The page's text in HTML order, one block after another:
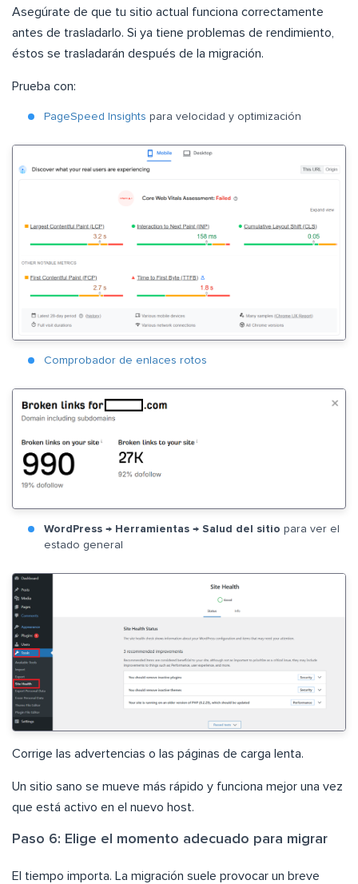
Asegúrate de que tu sitio actual funciona correctamente
antes de trasladarlo. Si ya tiene problemas de rendimiento,
éstos se trasladarán después de la migración.
Prueba con:
PageSpeed Insights para velocidad y optimización
Comprobador de enlaces rotos
WordPress → Herramientas → Salud del sitio para ver el
estado general
Corrige las advertencias o las páginas de carga lenta.
Un sitio sano se mueve más rápido y funciona mejor una vez
que está activo en el nuevo host.
Paso 6: Elige el momento adecuado para migrar
El tiempo importa. La migración suele provocar un breve